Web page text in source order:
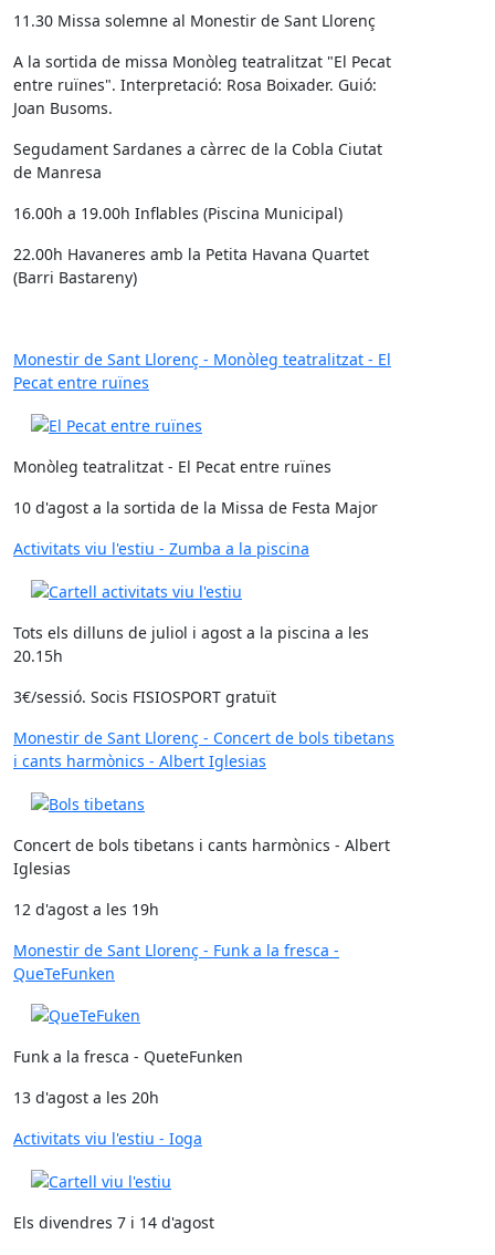
11.30 Missa solemne al Monestir de Sant Llorenç
A la sortida de missa Monòleg teatralitzat "El Pecat
entre ruïnes". Interpretació: Rosa Boixader. Guió:
Joan Busoms.
Segudament Sardanes a càrrec de la Cobla Ciutat
de Manresa
16.00h a 19.00h Inflables (Piscina Municipal)
22.00h Havaneres amb la Petita Havana Quartet
(Barri Bastareny)
Monestir de Sant Llorenç - Monòleg teatralitzat - El
Pecat entre ruïnes
Monòleg teatralitzat - El Pecat entre ruïnes
10 d'agost a la sortida de la Missa de Festa Major
Activitats viu l'estiu - Zumba a la piscina
Tots els dilluns de juliol i agost a la piscina a les
20.15h
3€/sessió. Socis FISIOSPORT gratuït
Monestir de Sant Llorenç - Concert de bols tibetans
i cants harmònics - Albert Iglesias
Concert de bols tibetans i cants harmònics - Albert
Iglesias
12 d'agost a les 19h
Monestir de Sant Llorenç - Funk a la fresca -
QueTeFunken
Funk a la fresca - QueteFunken
13 d'agost a les 20h
Activitats viu l'estiu - Ioga
Els divendres 7 i 14 d'agost